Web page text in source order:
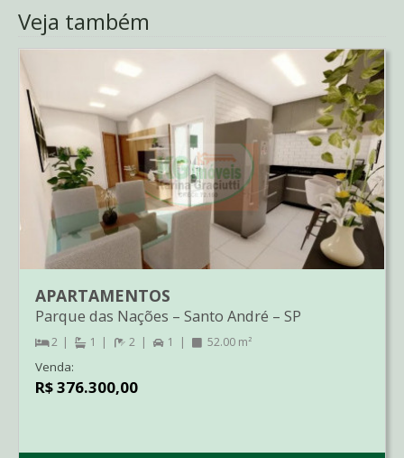
Veja também
APARTAMENTOS
Parque das Nações – Santo André – SP
2 1 2 1 52.00 m²
Venda:
R$ 376.300,00